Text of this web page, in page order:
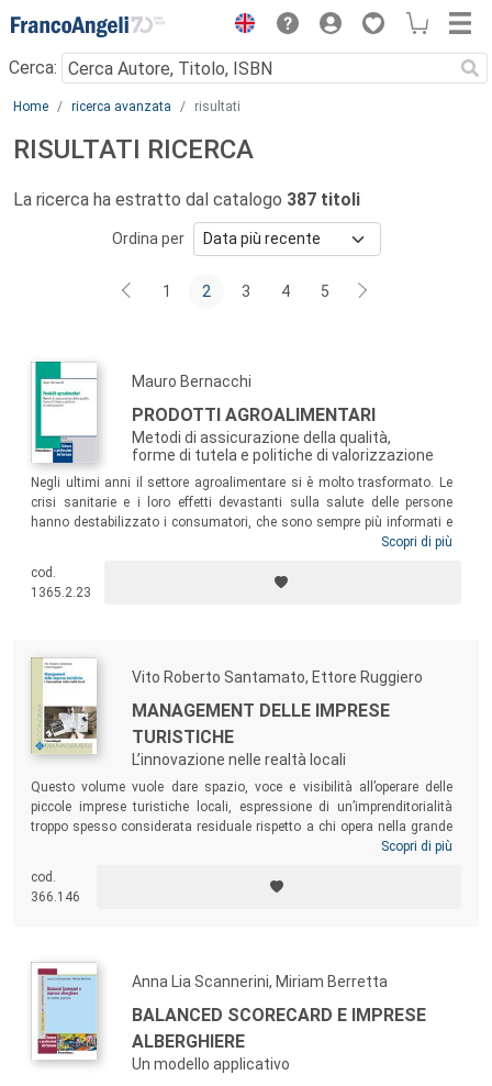
Menu
Cerca:
Main content
Home ricerca avanzata risultati
RISULTATI RICERCA
La ricerca ha estratto dal catalogo 387 titoli
Ordina per
1 2 3 4 5
Mauro Bernacchi
PRODOTTI AGROALIMENTARI
Metodi di assicurazione della qualità,
forme di tutela e politiche di valorizzazione
Negli ultimi anni il settore agroalimentare si è molto trasformato. Le
crisi sanitarie e i loro effetti devastanti sulla salute delle persone
hanno destabilizzato i consumatori, che sono sempre più informati e
chiedono maggior sicurezza lungo tutta la filiera produttiva. Partendo
usati, da soggetti pubblici e privati, per garantire la qualità e la
sicurezza dei prodotti agroalimentari, e illustra le questioni connesse
Scopri di più
cod.
1365.2.23
Vito Roberto Santamato, Ettore Ruggiero
MANAGEMENT DELLE IMPRESE
TURISTICHE
L’innovazione nelle realtà locali
Questo volume vuole dare spazio, voce e visibilità all’operare delle
piccole imprese turistiche locali, espressione di un’imprenditorialità
troppo spesso considerata residuale rispetto a chi opera nella grande
impresa. Eppure, ancora una volta la piccola e media impresa del
sistema-Italia. Un testo pensato per studiosi, studenti dei corsi di
management del turismo, formatori e imprenditori del settore.
Scopri di più
cod.
366.146
Anna Lia Scannerini, Miriam Berretta
BALANCED SCORECARD E IMPRESE
ALBERGHIERE
Un modello applicativo